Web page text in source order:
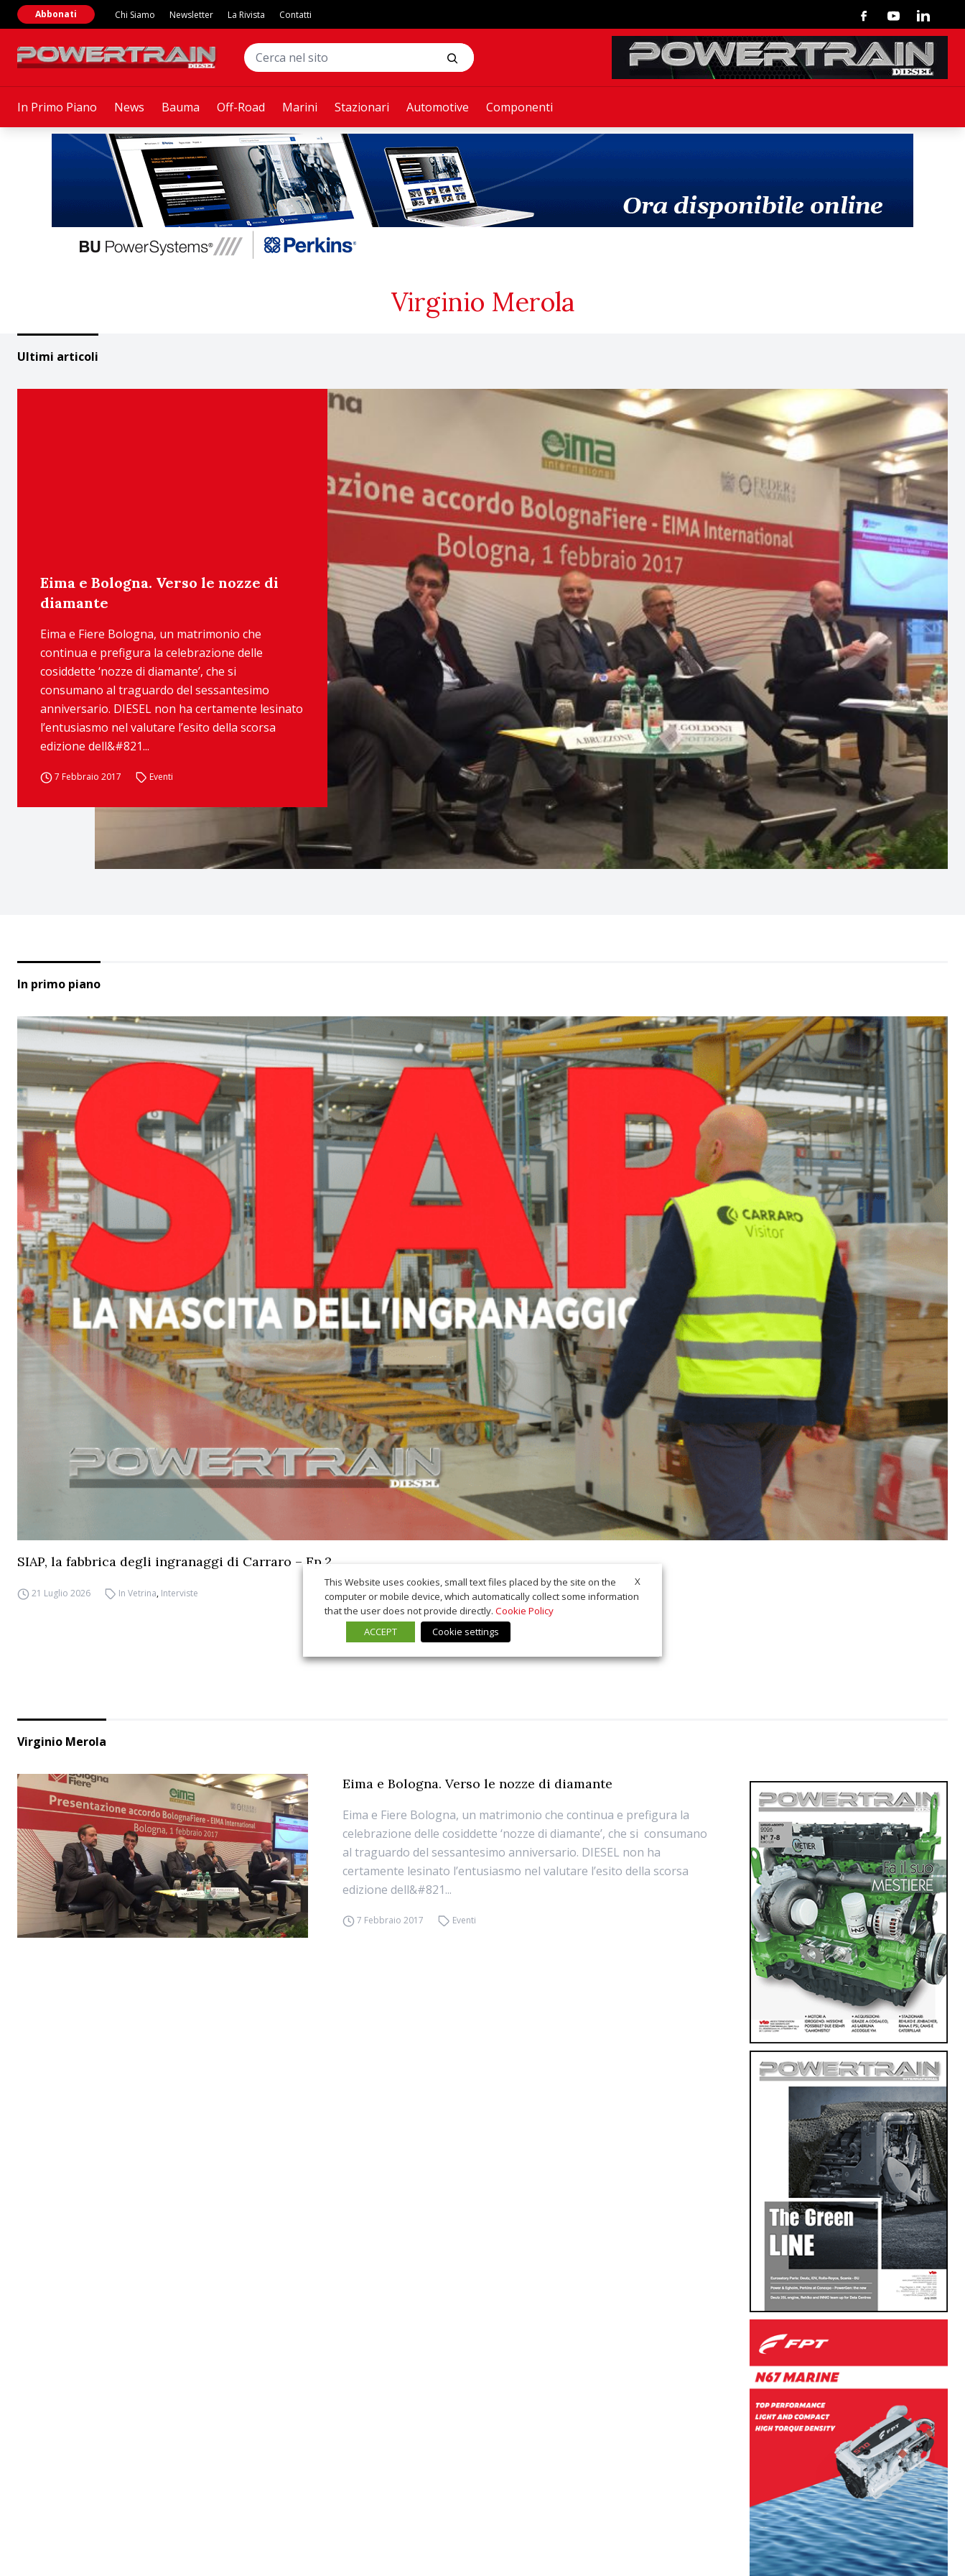
In Primo Piano News Bauma Off-Road Marini Stazionari Automotive Componenti
Abbonati Chi Siamo Newsletter La Rivista Contatti FacebookYoutubeLinkedin
Virginio Merola
Ultimi articoli
Eima e Bologna. Verso le nozze di
diamante
Eima e Fiere Bologna, un matrimonio che
continua e prefigura la celebrazione delle
cosiddette ‘nozze di diamante’, che si
consumano al traguardo del sessantesimo
anniversario. DIESEL non ha certamente lesinato
l’entusiasmo nel valutare l’esito della scorsa
edizione dell&#821...
7 Febbraio 2017 Eventi
In primo piano
SIAP, la fabbrica degli ingranaggi di Carraro – Ep.2
21 Luglio 2026 In Vetrina, Interviste
Virginio Merola
Eima e Bologna. Verso le nozze di diamante
Eima e Fiere Bologna, un matrimonio che continua e prefigura la
celebrazione delle cosiddette ‘nozze di diamante’, che si consumano
al traguardo del sessantesimo anniversario. DIESEL non ha
certamente lesinato l’entusiasmo nel valutare l’esito della scorsa
edizione dell&#821...
7 Febbraio 2017 Eventi
X
This Website uses cookies, small text files placed by the site on the
computer or mobile device, which automatically collect some information
that the user does not provide directly. Cookie Policy
ACCEPT
Cookie settings